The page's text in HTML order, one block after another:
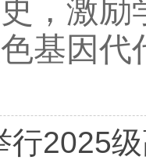
，激
基因代
行2025